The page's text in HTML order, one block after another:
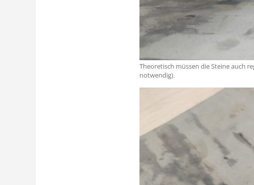
Theoretisch müssen die Steine auch
notwendig).